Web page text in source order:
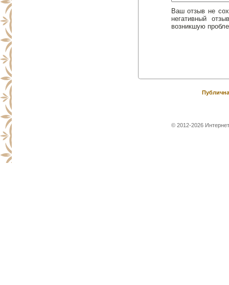
Ваш отзыв не
негативный
возникшую
© 2012-2026